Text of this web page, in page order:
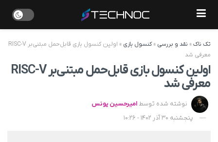
تک ناک» نقد و بررسی »کنسول بازی »
اولین کنسول بازی قابل‌حمل مبتنی‌بر RISC-V
معرفی شد
اولین کنسول بازی قابل‌حمل مبتنی‌بر RISC-V
معرفی شد
نوشته شده توسط امیرحسین یونس
پنجشنبه 30 آذر 1402 - 10:26